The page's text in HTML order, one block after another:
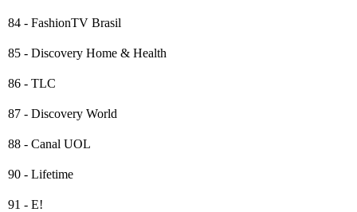
84 - FashionTV Brasil
85 - Discovery Home & Health
86 - TLC
87 - Discovery World
88 - Canal UOL
90 - Lifetime
91 - E!